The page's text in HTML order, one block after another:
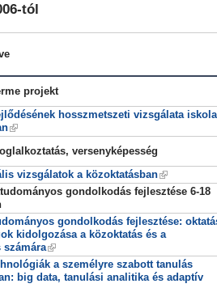
tól
projekt
hosszmetszeti vizsgálata
versenyképesség
vizsgálatok a közoktatásban
gondolkodás fejlesztése 6-18
gondolkodás fejlesztése:
kidolgozása a közoktatás és a
számára
a személyre szabott tanulás
big data, tanulási analitika és adaptív